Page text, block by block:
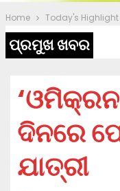
Home Today's Highlight
ପ୍ରମୁଖ ଖବର
ଦିନରେ
ଯାତ୍ରୀ